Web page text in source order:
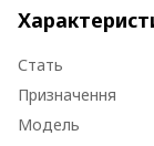
Стать
Призначення
Модель